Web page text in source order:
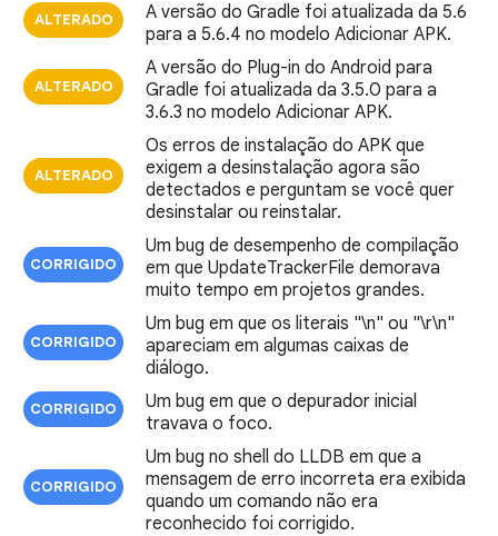
ALTERADO
A versão do Gradle foi atualizada da 5.6
para a 5.6.4 no modelo Adicionar APK.
ALTERADO
A versão do Plug-in do Android para
Gradle foi atualizada da 3.5.0 para a
3.6.3 no modelo Adicionar APK.
ALTERADO
Os erros de instalação do APK que
exigem a desinstalação agora são
detectados e perguntam se você quer
desinstalar ou reinstalar.
CORRIGIDO
Um bug de desempenho de compilação
em que UpdateTrackerFile demorava
muito tempo em projetos grandes.
CORRIGIDO
Um bug em que os literais "\n" ou "\r\n"
apareciam em algumas caixas de
diálogo.
CORRIGIDO
Um bug em que o depurador inicial
travava o foco.
CORRIGIDO
Um bug no shell do LLDB em que a
mensagem de erro incorreta era exibida
quando um comando não era
reconhecido foi corrigido.